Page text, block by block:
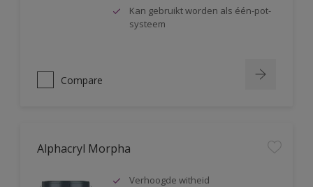
Kan gebruikt worden als één-pot-
systeem
Compare
Alphacryl Morpha
Verhoogde witheid